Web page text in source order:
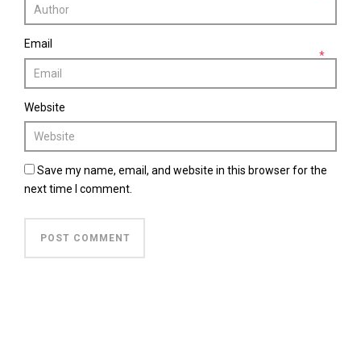
Email
*
Website
Save my name, email, and website in this browser for the
next time I comment.